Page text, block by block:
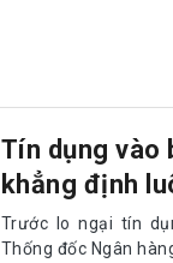
Tín dụng vào
khẳng định
Trước lo ngại tín
Thống đốc Ngân